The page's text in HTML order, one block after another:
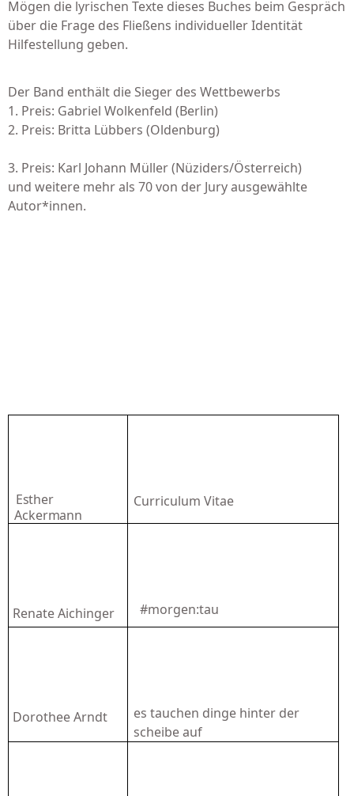
Mögen die lyrischen Texte dieses Buches beim Gespräch
über die Frage des Fließens individueller Identität
Hilfestellung geben.
Der Band enthält die Sieger des Wettbewerbs
1. Preis: Gabriel Wolkenfeld (Berlin)
2. Preis: Britta Lübbers (Oldenburg)
3. Preis: Karl Johann Müller (Nüziders/Österreich)
und weitere mehr als 70 von der Jury ausgewählte
Autor*innen.
Esther
Ackermann
Curriculum Vitae
Renate Aichinger #morgen:tau
Dorothee Arndt
es tauchen dinge hinter der
scheibe auf